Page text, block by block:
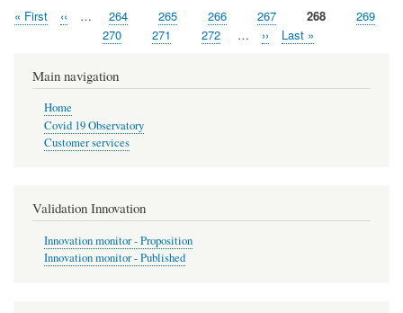
Pagination
First
« First
Previous
‹‹ … Page
264 Page
265 Page
266 Page
267 Page
268 Page
269
Page
270 Page
271 Page
272 …
Next
››
Last
Last »
Main navigation
Home
Covid 19 Observatory
Customer services
Validation Innovation
Innovation monitor - Proposition
Innovation monitor - Published